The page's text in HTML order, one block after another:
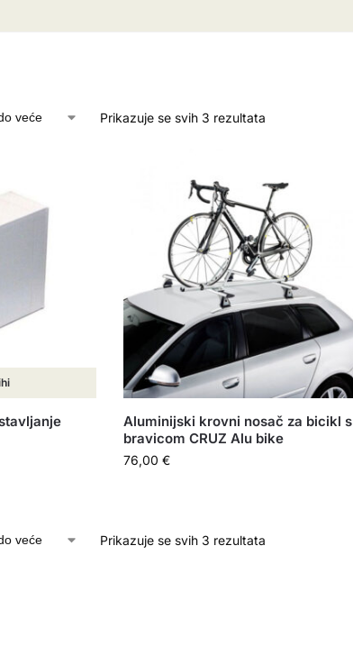
Prikazuje se svih 3 rezultata
Aluminijski krovni nosač za bicikl s
bravicom CRUZ Alu bike
76,00 €
Prikazuje se svih 3 rezultata